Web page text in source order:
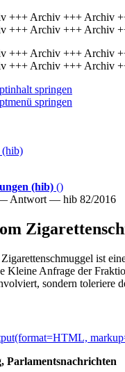
+++ Archiv +++ Archiv
+++ Archiv +++ Archiv
+++ Archiv +++ Archiv
+++ Archiv +++ Archiv
springen
springen
(hib)
(hib) ()
Antwort — hib 82/2016
ist
Kleine Anfrage der
sondern toleriere
Parlamentsnachrichten